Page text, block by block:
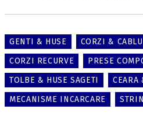
GENTI & HUSE
CORZI &
CORZI RECURVE
PRESE
TOLBE & HUSE SAGETI
CEARA
MECANISME INCARCARE